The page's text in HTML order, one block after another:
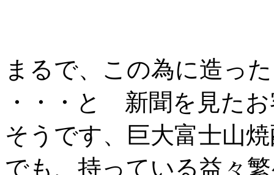
まるで、この為に造っ
・・・と 新聞を見た
そうです、巨大富士山
でも、持っている益々